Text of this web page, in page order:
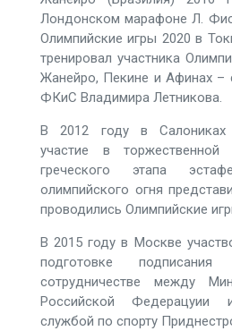
Лондонском марафоне Л.
Олимпийские игры 2020 в
тренировал участника
Жанейро, Пекине и Афинах –
ФКиС Владимира Летникова.
В 2012 году в Салониках
участие в торжественной
греческого этапа
олимпийского огня
проводились Олимпийские
В 2015 году в Москве
подготовке
сотрудничестве между
Российской Федерацуии
службой по спорту